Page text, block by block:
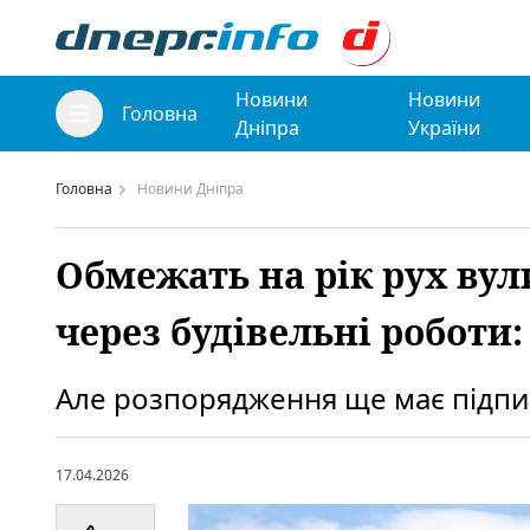
Головна
Новини
Дніпра
Новини
України
Головна Новини Дніпра
Обмежать на рік рух
через будівельні
Але розпорядження ще має
17.04.2026